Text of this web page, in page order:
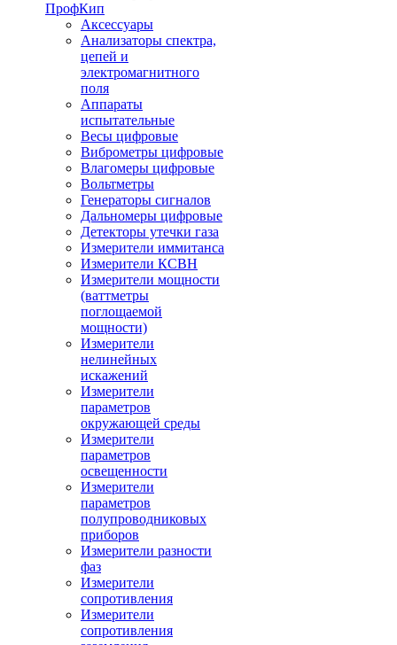
ПрофКип
Аксессуары
Анализаторы спектра,
цепей и
электромагнитного
поля
Аппараты
испытательные
Весы цифровые
Виброметры цифровые
Влагомеры цифровые
Вольтметры
Генераторы сигналов
Дальномеры цифровые
Детекторы утечки газа
Измерители иммитанса
Измерители КСВН
Измерители мощности
(ваттметры
поглощаемой
мощности)
Измерители
нелинейных
искажений
Измерители
параметров
окружающей среды
Измерители
параметров
освещенности
Измерители
параметров
полупроводниковых
приборов
Измерители разности
фаз
Измерители
сопротивления
Измерители
сопротивления